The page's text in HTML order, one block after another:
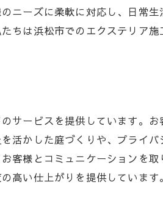
ニーズに柔軟に対応し、日常生
ちは浜松市でのエクステリア施
サービスを提供しています。お
活かした庭づくりや、プライバ
客様とコミュニケーションを取
高い仕上がりを提供しています。